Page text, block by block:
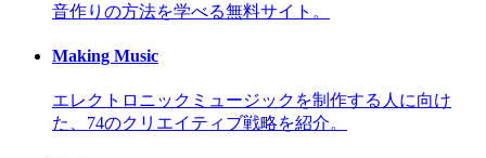
音作りの方法を学べる無料サイト。
Making Music
エレクトロニックミュージックを制作する人に向け
た、74のクリエイティブ戦略を紹介。